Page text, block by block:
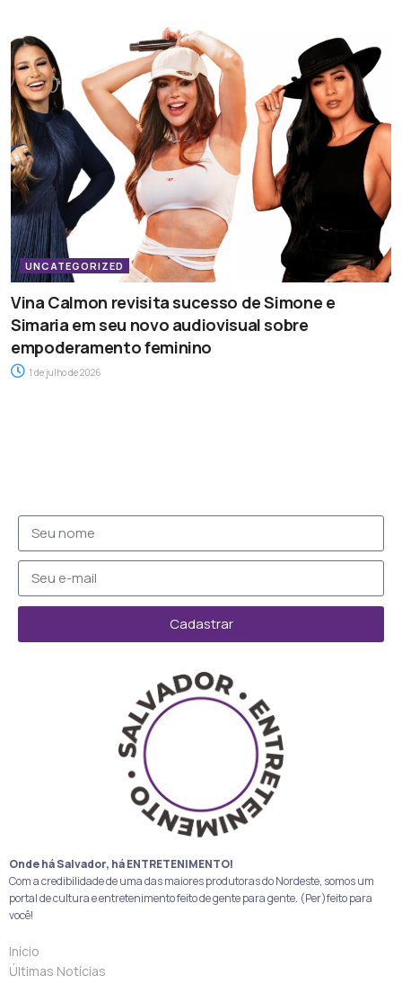
UNCATEGORIZED
Vina Calmon revisita sucesso de Simone e
Simaria em seu novo audiovisual sobre
empoderamento feminino
1 de julho de 2026
Cadastrar
Onde há Salvador, há ENTRETENIMENTO!
Com a credibilidade de uma das maiores produtoras do Nordeste, somos um
portal de cultura e entretenimento feito de gente para gente. (Per)feito para
você!
Início
Últimas Notícias